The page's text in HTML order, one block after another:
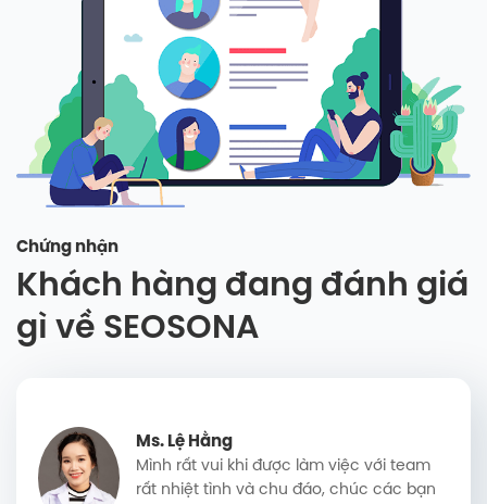
Chứng nhận
Khách hàng đang đánh giá
gì về SEOSONA
Ms. Lệ Hằng
Mình rất vui khi được làm việc với team
rất nhiệt tình và chu đáo, chúc các bạn